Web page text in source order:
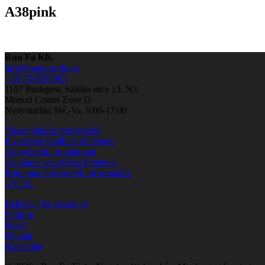
A38pink
Run Fa Kft.
info@bags-runfa.eu
+36 70 8855905
1107 Budapest, Szállás utca 13. N3.
Monori Center Zone D
Nyitvatartás: Hé.-Va. 9:00-17:00
Viszonteladói regisztráció
Fizetési és Szállítási feltételek
Adatvédelmi nyilatkozat
Általános szerződési feltételek
Reklamáció és egyéb információk
GY.I.K.
Belépés / Regisztráció
Fiókom
Kosár
Pénztár
Kapcsolat